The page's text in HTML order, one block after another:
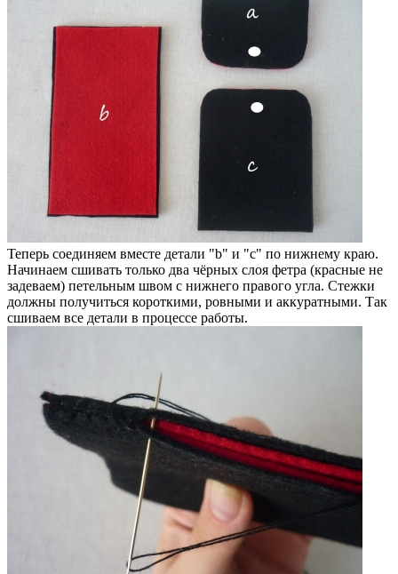
Теперь соединяем вместе детали "b" и "c" по нижнему краю.
Начинаем сшивать только два чёрных слоя фетра (красные не
задеваем) петельным швом с нижнего правого угла. Стежки
должны получиться короткими, ровными и аккуратными. Так
сшиваем все детали в процессе работы.